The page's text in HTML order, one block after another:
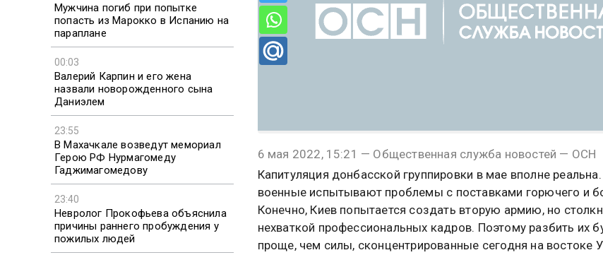
Мужчина погиб при попытке
попасть из Марокко в Испанию на
параплане
00:03
Валерий Карпин и его жена
назвали новорожденного сына
Даниэлем
23:55
В Махачкале возведут мемориал
Герою РФ Нурмагомеду
Гаджимагомедову
23:40
Невролог Прокофьева объяснила
причины раннего пробуждения у
пожилых людей
6 мая 2022, 15:21 — Общественная служба новостей — ОСН
Капитуляция донбасской группировки в мае вполне
военные испытывают проблемы с поставками горючего и
Конечно, Киев попытается создать вторую армию, но
нехваткой профессиональных кадров. Поэтому разбить их
проще, чем силы, сконцентрированные сегодня на востоке